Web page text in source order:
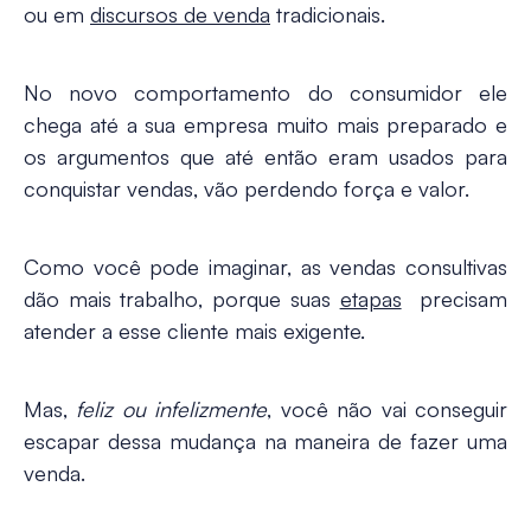
ou em discursos de venda tradicionais.
No novo comportamento do consumidor ele
chega até a sua empresa muito mais preparado e
os argumentos que até então eram usados para
conquistar vendas, vão perdendo força e valor.
Como você pode imaginar, as vendas consultivas
dão mais trabalho, porque suas etapas precisam
atender a esse cliente mais exigente.
Mas, feliz ou infelizmente, você não vai conseguir
escapar dessa mudança na maneira de fazer uma
venda.